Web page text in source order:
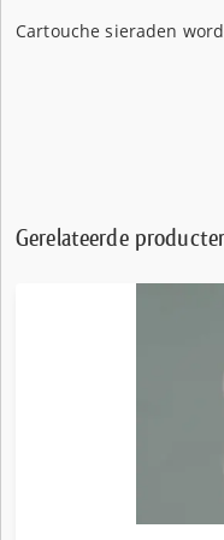
Cartouche sieraden
Gerelateerde